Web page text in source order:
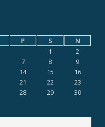
P S
N
1
2
7 8
9
14 15
16
21 22
23
28 29
30